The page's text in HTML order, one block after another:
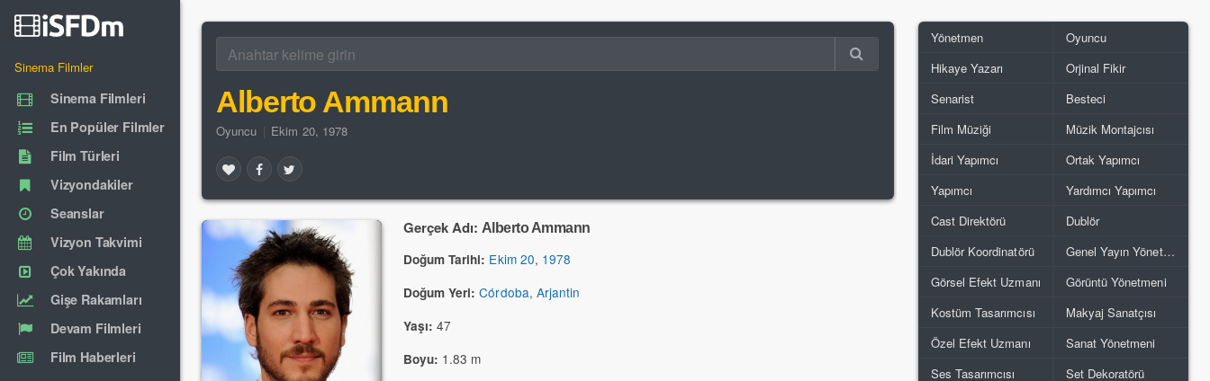
Sinema Filmler
Sinema Filmleri
En Popüler Filmler
Film Türleri
Vizyondakiler
Seanslar
Vizyon Takvimi
Çok Yakında
Gişe Rakamları
Devam Filmleri
Film Haberleri
Alberto Ammann
Oyuncu Ekim 20, 1978
Gerçek Adı: Alberto Ammann
Doğum Tarihi: Ekim 20, 1978
Doğum Yeri: Córdoba, Arjantin
Yaşı: 47
Boyu: 1.83 m
Yönetmen
Oyuncu
Hikaye Yazarı
Orjinal Fikir
Senarist
Besteci
Film Müziği
Müzik Montajcısı
İdari Yapımcı
Ortak Yapımcı
Yapımcı
Yardımcı Yapımcı
Cast Direktörü
Dublör
Dublör Koordinatörü
Genel Yayın Yönetmeni
Görsel Efekt Uzmanı
Görüntü Yönetmeni
Kostüm Tasarımcısı
Makyaj Sanatçısı
Özel Efekt Uzmanı
Sanat Yönetmeni
Ses Tasarımcısı
Set Dekoratörü